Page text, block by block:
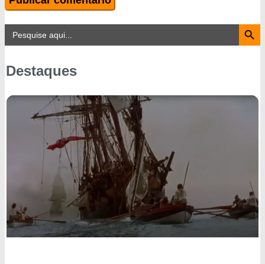
Search
for:
Search Button
Destaques